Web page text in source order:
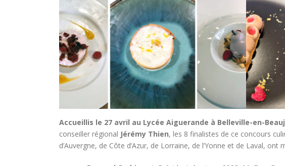
Accueillis le 27 avril au Lycée Aiguerande à Belleville-en-
conseiller régional Jérémy Thien, les 8 finalistes de ce concours
d’Auvergne, de Côte d’Azur, de Lorraine, de l’Yonne et de Laval,